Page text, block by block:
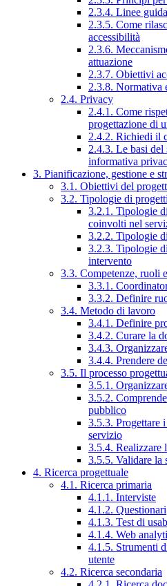
2.3.4. Linee
2.3.5. Come
accessibilità
2.3.6.
attuazione
2.3.7. Obiettivi
2.3.8. Normativa
2.4. Privacy
2.4.1. Come
progettazione di
2.4.2. Richiedi il
2.4.3. Le basi del
informativa
3. Pianificazione, gestione e
3.1. Obiettivi del
3.2. Tipologie di progetti
3.2.1. Tipologie
coinvolti nel
3.2.2. Tipologie
3.2.3. Tipologie
intervento
3.3. Competenze, ruoli
3.3.1.
3.3.2. Definire
3.4. Metodo di lavoro
3.4.1. Definire
3.4.2. Curare la
3.4.3.
3.4.4. Prendere
3.5. Il processo
3.5.1.
3.5.2.
pubblico
3.5.3. Progettare
servizio
3.5.4. Realizzare
3.5.5. Validare la
4. Ricerca progettuale
4.1. Ricerca primaria
4.1.1. Interviste
4.1.2. Questionari
4.1.3. Test di
4.1.4. Web
4.1.5. Strumenti
utente
4.2. Ricerca secondaria